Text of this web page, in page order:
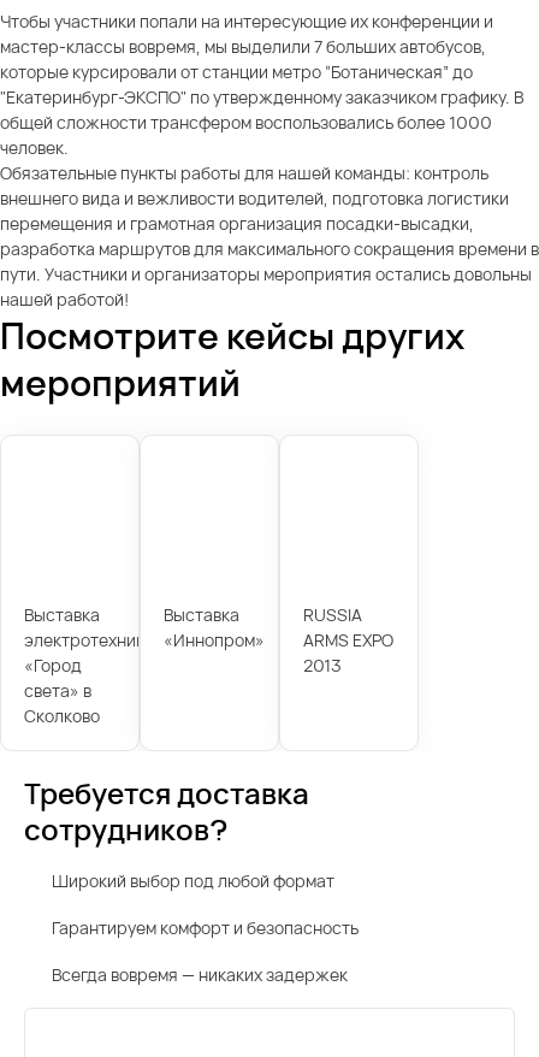
Чтобы участники попали на интересующие их конференции и
мастер-классы вовремя, мы выделили 7 больших автобусов,
которые курсировали от станции метро “Ботаническая” до
"Екатеринбург-ЭКСПО" по утвержденному заказчиком графику. В
общей сложности трансфером воспользовались более 1000
человек.
Обязательные пункты работы для нашей команды: контроль
внешнего вида и вежливости водителей, подготовка логистики
перемещения и грамотная организация посадки-высадки,
разработка маршрутов для максимального сокращения времени в
пути. Участники и организаторы мероприятия остались довольны
нашей работой!
Посмотрите кейсы других
мероприятий
Выставка
электротехники
«Город
света» в
Сколково
Выставка
«Иннопром»
RUSSIA
ARMS EXPO
2013
Требуется доставка
сотрудников?
Широкий выбор под любой формат
Гарантируем комфорт и безопасность
Всегда вовремя — никаких задержек